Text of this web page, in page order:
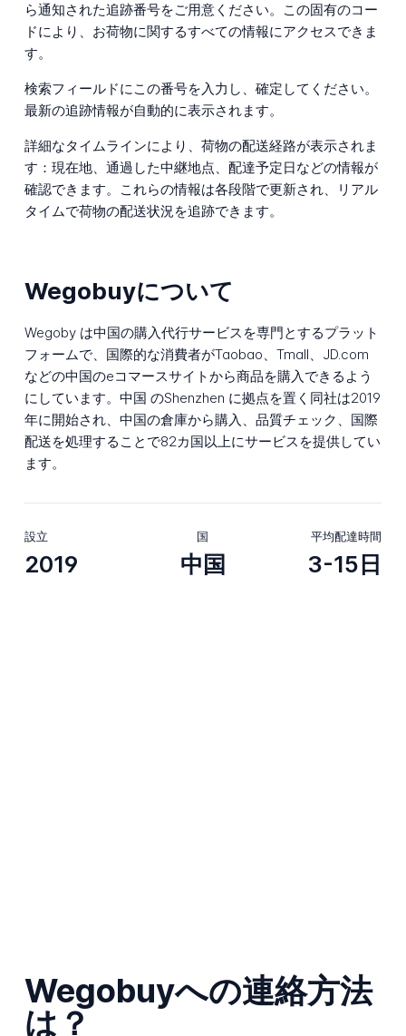
ら通知された追跡番号をご用意ください。この固有のコー
ドにより、お荷物に関するすべての情報にアクセスできま
す。
検索フィールドにこの番号を入力し、確定してください。
最新の追跡情報が自動的に表示されます。
詳細なタイムラインにより、荷物の配送経路が表示されま
す：現在地、通過した中継地点、配達予定日などの情報が
確認できます。これらの情報は各段階で更新され、リアル
タイムで荷物の配送状況を追跡できます。
Wegobuyについて
Wegoby は中国の購入代行サービスを専門とするプラット
フォームで、国際的な消費者がTaobao、Tmall、JD.com
などの中国のeコマースサイトから商品を購入できるよう
にしています。中国 のShenzhen に拠点を置く同社は2019
年に開始され、中国の倉庫から購入、品質チェック、国際
配送を処理することで82カ国以上にサービスを提供してい
ます。
設立
2019
国
中国
平均配達時間
3-15日
Wegobuyへの連絡方法
は？